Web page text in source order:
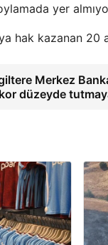
yer
hak kazanan 20
Merkez
düzeyde